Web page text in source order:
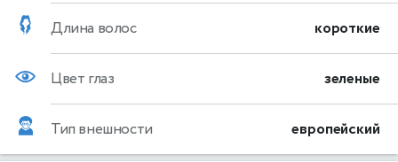
Длина волос короткие
Цвет глаз зеленые
Тип внешности европейский